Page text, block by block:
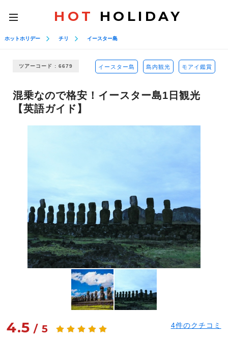
toggle
navigation
HOT HOLIDAY
ホットホリデー チリ イースター島
ツアーコード : 6679 イースター島 島内観光 モアイ鑑賞
混乗なので格安！イースター島1日観光
【英語ガイド】
4.5 /5 4件のクチコミ